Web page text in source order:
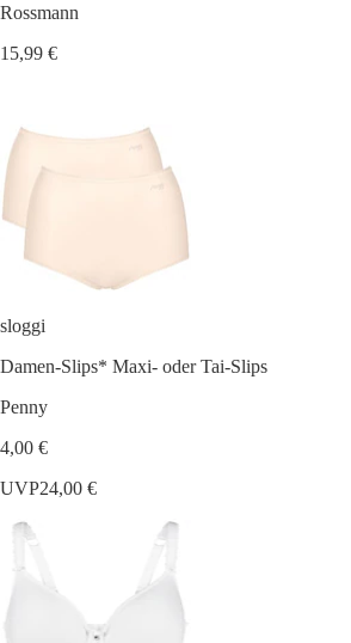
Rossmann
15,99 €
sloggi
Damen-Slips* Maxi- oder Tai-Slips
Penny
4,00 €
UVP24,00 €